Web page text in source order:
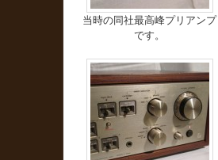
当時の同社最高峰プリアンプ
です。